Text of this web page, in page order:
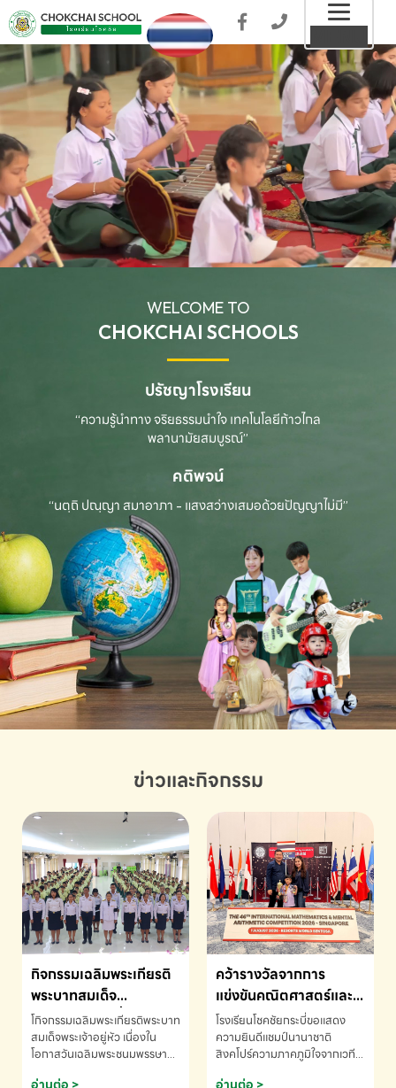
WELCOME TO
CHOKCHAI SCHOOLS
ปรัชญาโรงเรียน
“ความรู้นำทาง จริยธรรมนำใจ เทคโนโลยีก้าวไกล
พลานามัยสมบูรณ์”
คติพจน์
“นตฺถิ ปณฺญา สมาอาภา - แสงสว่างเสมอด้วยปัญญาไม่มี”
ข่าวและกิจกรรม
กิจกรรมเฉลิมพระเกียรติ
พระบาทสมเด็จ
พระเจ้าอยู่หัว เนื่องใน
โอกาสวันเฉลิม
พระชนมพรรษา
โกิจกรรมเฉลิมพระเกียรติพระบาท
สมเด็จพระเจ้าอยู่หัว เนื่องใน
โอกาสวันเฉลิมพระชนมพรรษา
อ่านต่อ >
คว้ารางวัลจากการ
แข่งขันคณิตศาสตร์และ
คณิตคิดเร็วนานาชาติ
ครั้งที่ 46 ประจำปี 2569
ณ ประเทศสิงคโปร์
โรงเรียนโชคชัยกระบี่ขอแสดง
ความยินดีแชมป์นานาชาติ
สิงคโปร์ความภาคภูมิใจจากเวที
อ่านต่อ >